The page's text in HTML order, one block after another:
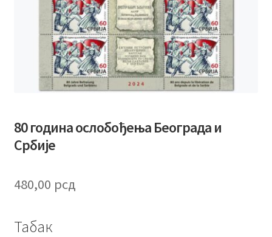
80 година ослобођења Београда и
Србије
480,00 рсд
Табак